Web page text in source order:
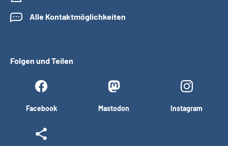
Alle Kontaktmöglichkeiten
Folgen und Teilen
Facebook Mastodon Instagram